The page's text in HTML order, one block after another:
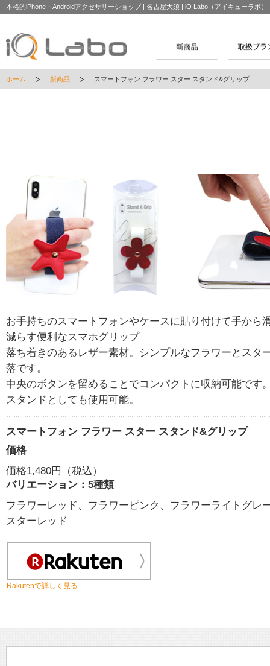
本格的iPhone・Androidアクセサリーショップ | 名古屋大須 | iQ Labo（アイキューラボ）
ホーム 新商品 スマートフォン フラワー スター スタンド&グリップ
お手持ちのスマートフォンやケースに貼り付けて手から
減らす便利なスマホグリップ
落ち着きのあるレザー素材。シンプルなフラワーとスタ
落です。
中央のボタンを留めることでコンパクトに収納可能です
スタンドとしても使用可能。
スマートフォン フラワー スター スタンド&グリップ
価格
価格1,480円（税込）
バリエーション：5種類
フラワーレッド、フラワーピンク、フラワーライトグレ
スターレッド
Rakutenで詳しく見る